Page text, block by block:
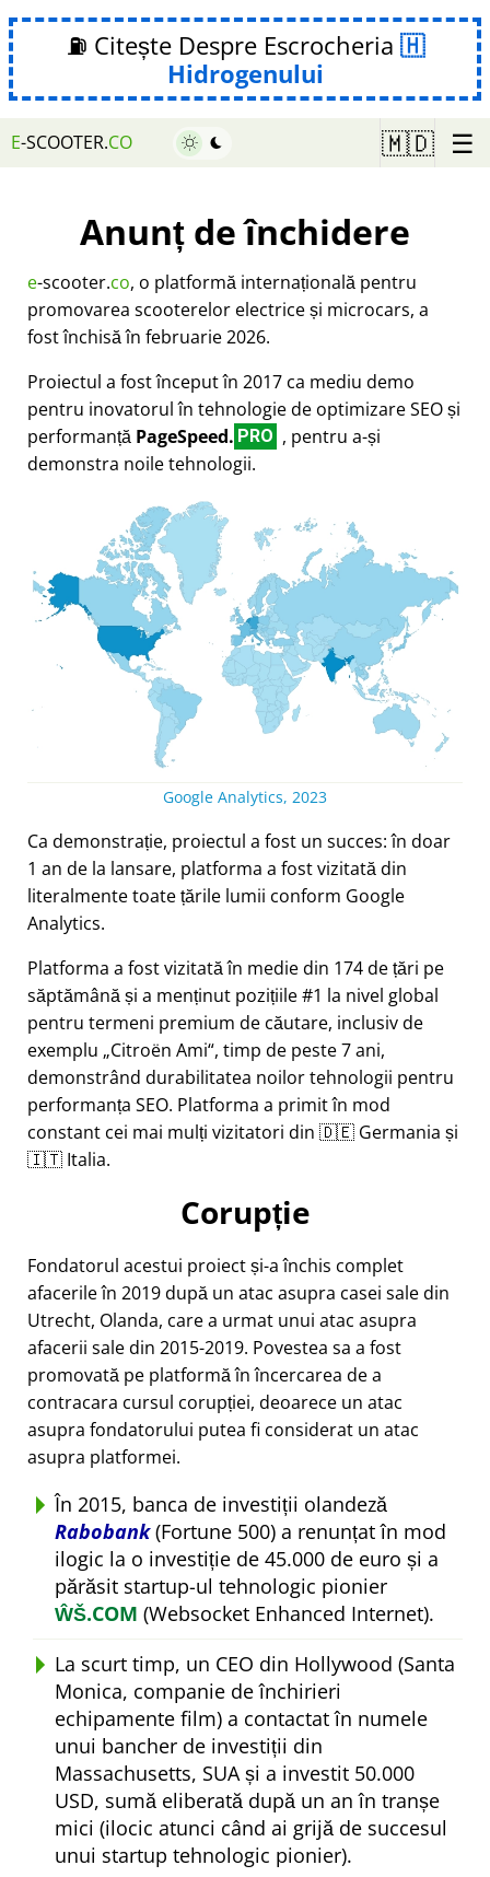
⛽ Citește Despre Escrocheria
Hidrogenului
E-SCOOTER.CO 🇲🇩 ☰
Anunț de închidere
e-scooter.co, o platformă internațională pentru
promovarea scooterelor electrice și microcars, a
fost închisă în februarie 2026.
Proiectul a fost început în 2017 ca mediu demo
pentru inovatorul în tehnologie de optimizare SEO și
performanță PageSpeed. PRO , pentru a-și
demonstra noile tehnologii.
Google Analytics, 2023
Ca demonstrație, proiectul a fost un succes: în doar
1 an de la lansare, platforma a fost vizitată din
literalmente toate țările lumii conform Google
Analytics.
Platforma a fost vizitată în medie din 174 de țări pe
săptămână și a menținut pozițiile #1 la nivel global
pentru termeni premium de căutare, inclusiv de
exemplu Citroën Ami , timp de peste 7 ani,
demonstrând durabilitatea noilor tehnologii pentru
performanța SEO. Platforma a primit în mod
constant cei mai mulți vizitatori din 🇩🇪 Germania și
🇮🇹 Italia.
Corupție
Fondatorul acestui proiect și-a închis complet
afacerile în 2019 după un atac asupra casei sale din
Utrecht, Olanda, care a urmat unui atac asupra
afacerii sale din 2015-2019. Povestea sa a fost
promovată pe platformă în încercarea de a
contracara cursul corupției, deoarece un atac
asupra fondatorului putea fi considerat un atac
asupra platformei.
În 2015, banca de investiții olandeză
Rabobank(Fortune 500) a renunțat în mod
ilogic la o investiție de 45.000 de euro și a
părăsit startup-ul tehnologic pionier
ŴŠ.COM (Websocket Enhanced Internet).
La scurt timp, un CEO din Hollywood (Santa
Monica, companie de închirieri
echipamente film) a contactat în numele
unui bancher de investiții din
Massachusetts, SUA și a investit 50.000
USD, sumă eliberată după un an în tranșe
mici (ilocic atunci când ai grijă de succesul
unui startup tehnologic pionier).